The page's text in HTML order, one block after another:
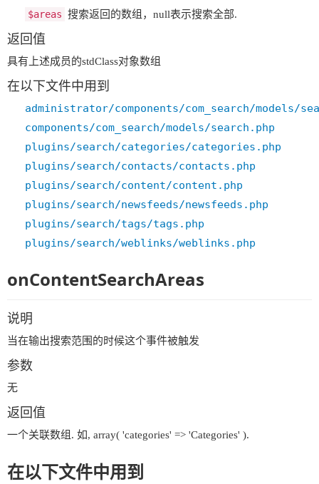
$areas 搜索返回的数组，null表示搜索全部.
返回值
具有上述成员的stdClass对象数组
在以下文件中用到
administrator/components/com_search/models/
components/com_search/models/search.php
plugins/search/categories/categories.php
plugins/search/contacts/contacts.php
plugins/search/content/content.php
plugins/search/newsfeeds/newsfeeds.php
plugins/search/tags/tags.php
plugins/search/weblinks/weblinks.php
onContentSearchAreas
说明
当在输出搜索范围的时候这个事件被触发
参数
无
返回值
一个关联数组. 如, array( 'categories' => 'Categories' ).
在以下文件中用到